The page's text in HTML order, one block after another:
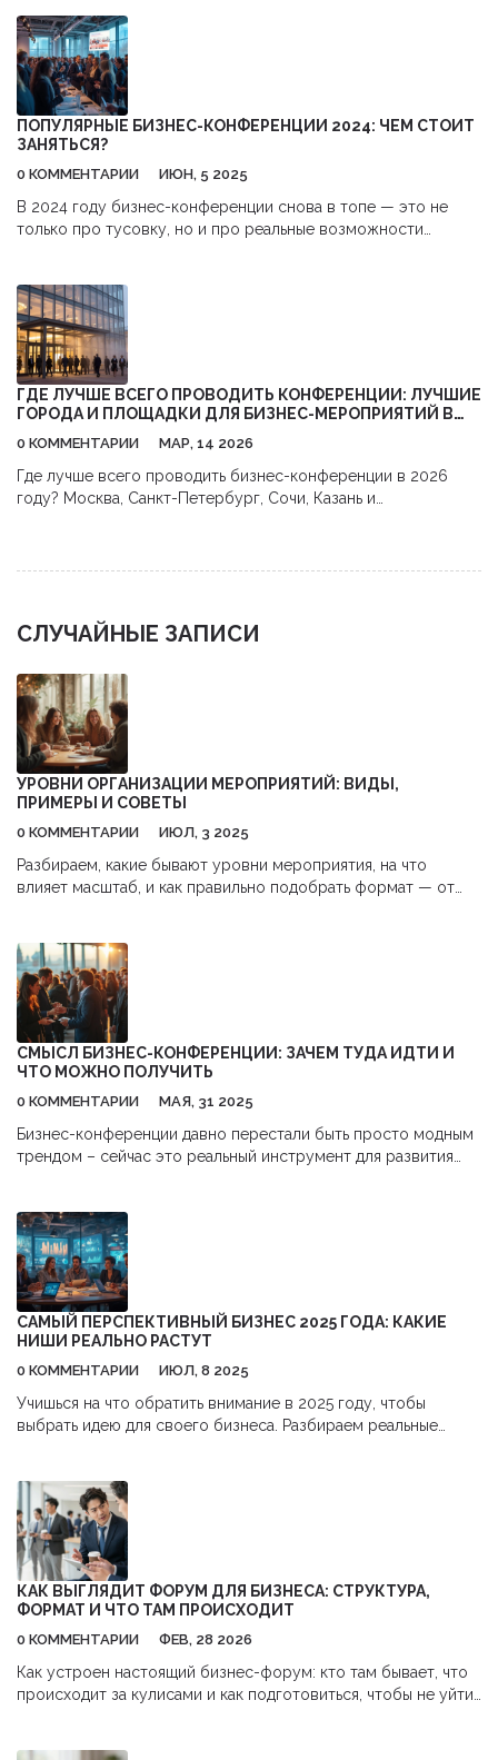
возможности. Такой формат мероприятий помогает
расширить горизонты и вдохновляет на внедрение
инновационных идей в собственный бизнес. Рассмотрим, как
именно участие в бизнес-конференциях может внести вклад
в успех и развитие компании.
ПОПУЛЯРНЫЕ БИЗНЕС-КОНФЕРЕНЦИИ 2024: ЧЕМ СТОИТ
ЗАНЯТЬСЯ?
0 КОММЕНТАРИИ ИЮН, 5 2025
В 2024 году бизнес-конференции снова в топе — это не
только про тусовку, но и про реальные возможности
и опытным игрокам стоит присмотреться к участию? В
статье расскажем о самых ожидаемых событиях года,
лайфхаках для эффективного участия и свежих бизнес-
трендах, которые можно подхватить на конференциях. Всё
это с живыми примерами и советами — без лишней воды.
Сэкономьте время и выберите действительно полезные
ГДЕ ЛУЧШЕ ВСЕГО ПРОВОДИТЬ КОНФЕРЕНЦИИ: ЛУЧШИЕ
ГОРОДА И ПЛОЩАДКИ ДЛЯ БИЗНЕС-МЕРОПРИЯТИЙ В
0 КОММЕНТАРИИ МАР, 14 2026
Где лучше всего проводить бизнес-конференции в 2026
году? Москва, Санкт-Петербург, Сочи, Казань и
СЛУЧАЙНЫЕ ЗАПИСИ
УРОВНИ ОРГАНИЗАЦИИ МЕРОПРИЯТИЙ: ВИДЫ,
ПРИМЕРЫ И СОВЕТЫ
0 КОММЕНТАРИИ ИЮЛ, 3 2025
Разбираем, какие бывают уровни мероприятия, на что
влияет масштаб, и как правильно подобрать формат — от
СМЫСЛ БИЗНЕС-КОНФЕРЕНЦИИ: ЗАЧЕМ ТУДА ИДТИ И
ЧТО МОЖНО ПОЛУЧИТЬ
0 КОММЕНТАРИИ МАЯ, 31 2025
Бизнес-конференции давно перестали быть просто модным
трендом – сейчас это реальный инструмент для развития
почему туда даже втягиваются те, кто не любит массовые
тусовки. Добавлю примеры, лайфхаки и личные наблюдения.
Поговорим о мифах, неожиданных плюсах и минусах, и
разберём, кто реально выигрывает от таких событий.
САМЫЙ ПЕРСПЕКТИВНЫЙ БИЗНЕС 2025 ГОДА: КАКИЕ
НИШИ РЕАЛЬНО РАСТУТ
0 КОММЕНТАРИИ ИЮЛ, 8 2025
Учишься на что обратить внимание в 2025 году, чтобы
выбрать идею для своего бизнеса. Разбираем реальные
КАК ВЫГЛЯДИТ ФОРУМ ДЛЯ БИЗНЕСА: СТРУКТУРА,
ФОРМАТ И ЧТО ТАМ ПРОИСХОДИТ
0 КОММЕНТАРИИ ФЕВ, 28 2026
Как устроен настоящий бизнес-форум: кто там бывает, что
происходит за кулисами и как подготовиться, чтобы не уйти